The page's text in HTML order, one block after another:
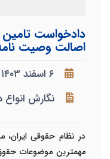
دادخواست تامین
اصالت وصیت
۶ اسفند ۱۴۰۳
نگارش
در نظام حقوقی
مهمترین موضوعات